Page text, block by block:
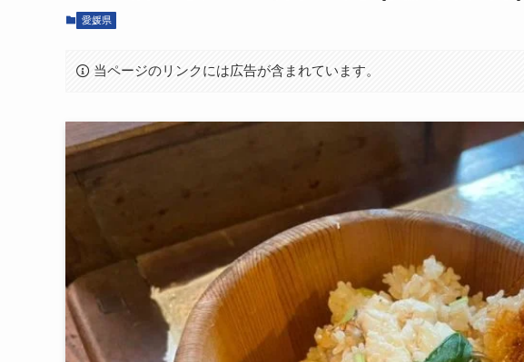
愛媛県
当ページのリンクには広告が含まれています。